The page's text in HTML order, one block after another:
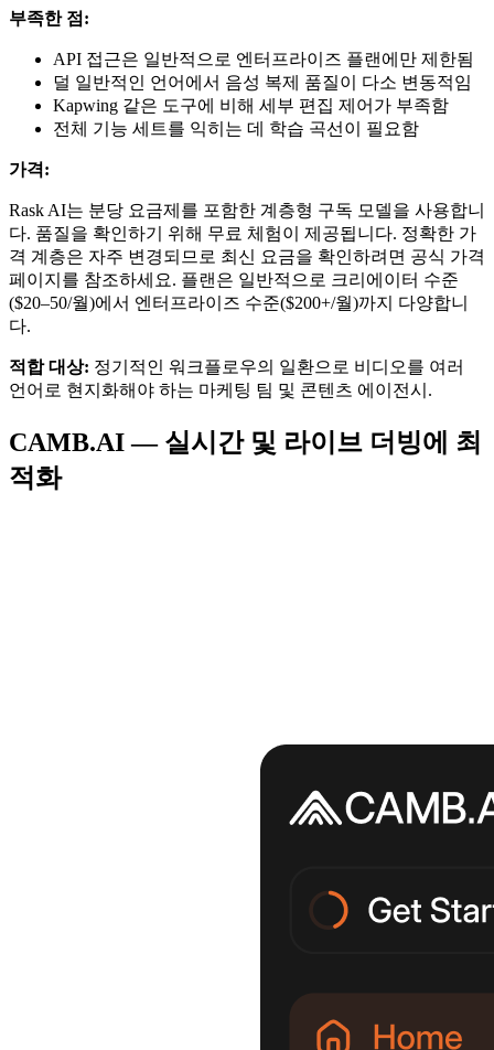
부족한 점:
API 접근은 일반적으로 엔터프라이즈 플랜에만 제한됨
덜 일반적인 언어에서 음성 복제 품질이 다소 변동적임
Kapwing 같은 도구에 비해 세부 편집 제어가 부족함
전체 기능 세트를 익히는 데 학습 곡선이 필요함
가격:
Rask AI는 분당 요금제를 포함한 계층형 구독 모델을 사용합니
다. 품질을 확인하기 위해 무료 체험이 제공됩니다. 정확한 가
격 계층은 자주 변경되므로 최신 요금을 확인하려면 공식 가격
페이지를 참조하세요. 플랜은 일반적으로 크리에이터 수준
($20–50/월)에서 엔터프라이즈 수준($200+/월)까지 다양합니
다.
적합 대상: 정기적인 워크플로우의 일환으로 비디오를 여러
언어로 현지화해야 하는 마케팅 팀 및 콘텐츠 에이전시.
CAMB.AI — 실시간 및 라이브 더빙에 최
적화